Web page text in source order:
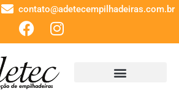
contato@adetecempilhadeiras.com.br